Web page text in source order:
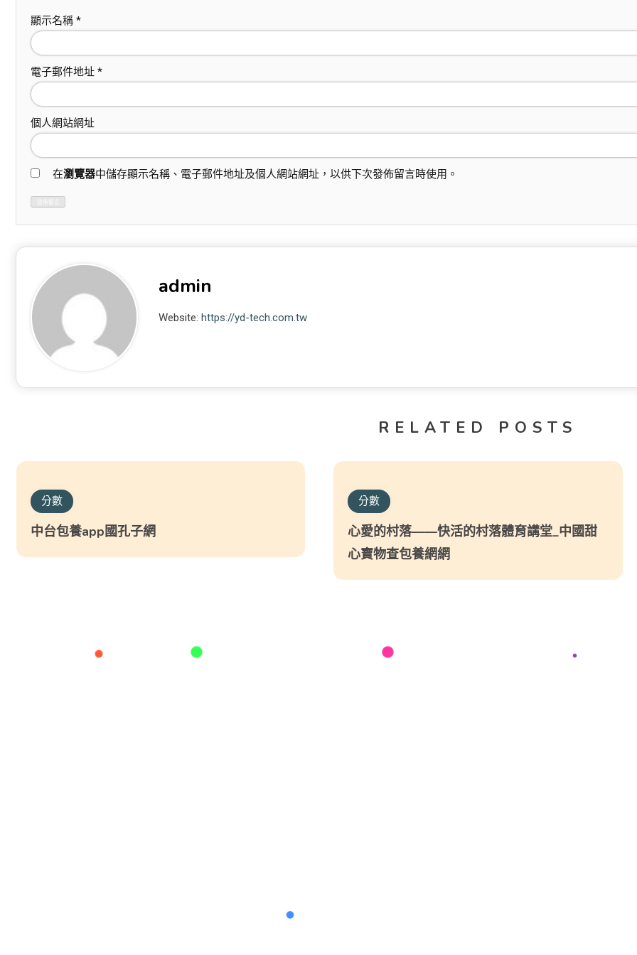
顯示名稱 *
電子郵件地址 *
個人網站網址
在瀏覽器中儲存顯示名稱、電子郵件地址及個人網站網址，以供下次發佈留言時使用。
admin
Website:https://yd-tech.com.tw
RELATED POSTS
分數
中台包養app國孔子網
分數
心愛的村落——快活的村落體育講堂_中國甜
心寶物查包養網網